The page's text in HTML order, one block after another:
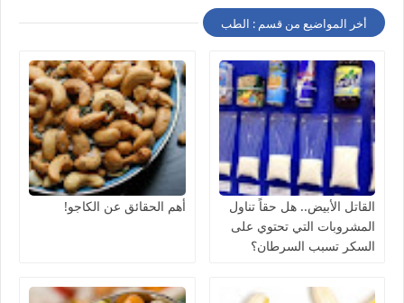
أخر المواضيع من قسم : الطب
القاتل الأبيض.. هل حقاً تناول
المشروبات التي تحتوي على
السكر تسبب السرطان؟
أهم الحقائق عن الكاجو!